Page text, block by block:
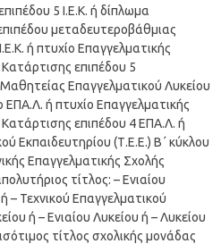
5 Ι.Ε.Κ. ή δίπλωμα
μεταδευτεροβάθμιας
ή πτυχίο Επαγγελματικής
επιπέδου 5
Επαγγελματικού Λυκείου
ή πτυχίο Επαγγελματικής
επιπέδου 4 ΕΠΑ.Λ. ή
Εκπαιδευτηρίου (Τ.Ε.Ε.) Β΄ κύκλου
Επαγγελματικής Σχολής
τίτλος: – Ενιαίου
– Τεχνικού Επαγγελματικού
ή – Ενιαίου Λυκείου ή – Λυκείου
τίτλος σχολικής μονάδας